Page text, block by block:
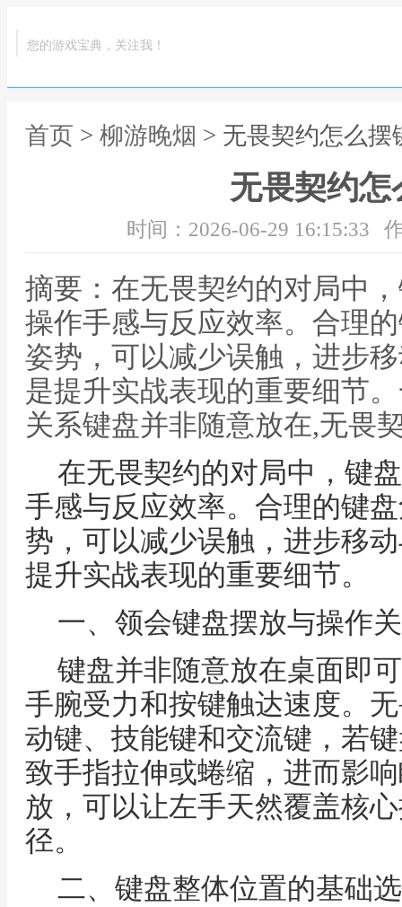
您的游戏宝典，关注我！
首页 > 柳游晚烟 > 无畏契约怎么摆
无畏契约怎
时间：2026-06-29 16:15:33
摘要：在无畏契约的对局中
操作手感与反应效率。合理
姿势，可以减少误触，进步
是提升实战表现的重要细节
关系键盘并非随意放在,无畏
在无畏契约的对局中，键
手感与反应效率。合理的键
势，可以减少误触，进步移
提升实战表现的重要细节。
一、领会键盘摆放与操作
键盘并非随意放在桌面即
手腕受力和按键触达速度。
动键、技能键和交流键，若
致手指拉伸或蜷缩，进而影
放，可以让左手天然覆盖核
径。
二、键盘整体位置的基础